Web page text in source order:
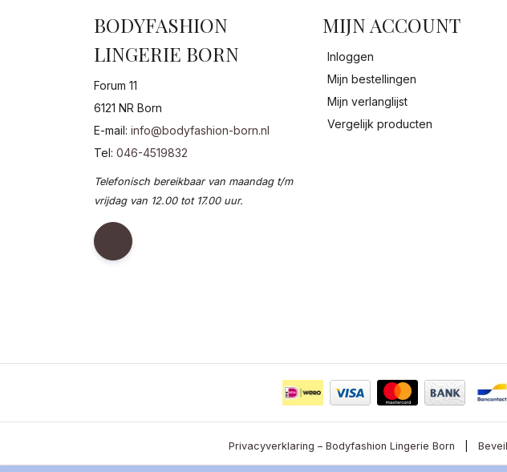
BODYFASHION
LINGERIE BORN
Forum 11
6121 NR Born
E-mail: info@bodyfashion-born.nl
Tel: 046-4519832
Telefonisch bereikbaar van maandag t/m
vrijdag van 12.00 tot 17.00 uur.
MIJN ACCOUNT
Inloggen
Mijn bestellingen
Mijn verlanglijst
Vergelijk producten
Privacyverklaring – Bodyfashion Lingerie Born